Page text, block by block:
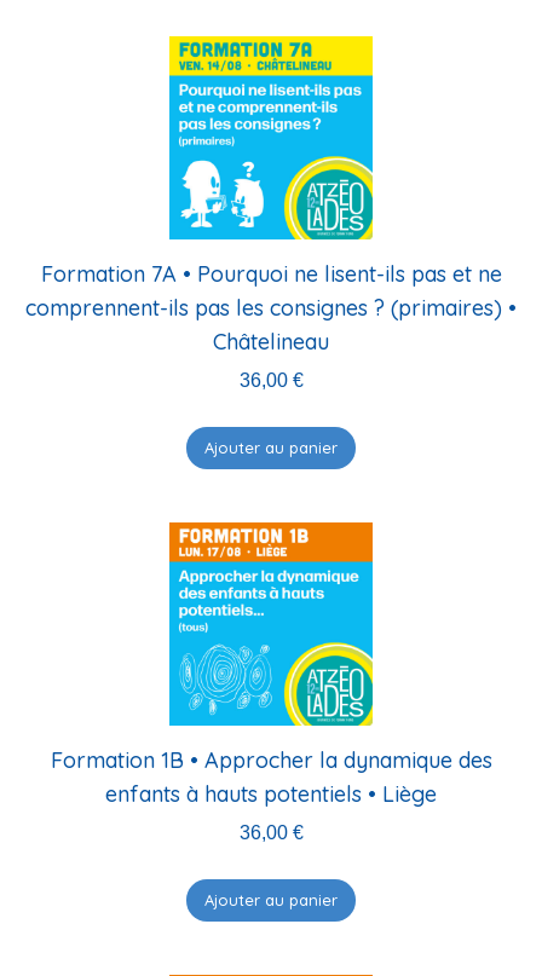
Formation 7A • Pourquoi ne lisent-ils pas et ne
comprennent-ils pas les consignes ? (primaires) •
Châtelineau
36,00 €
Ajouter au panier
Formation 1B • Approcher la dynamique des
enfants à hauts potentiels • Liège
36,00 €
Ajouter au panier